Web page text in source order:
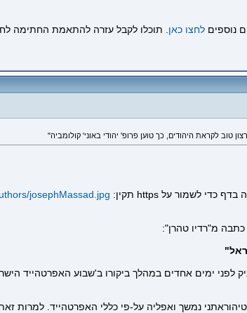
נוספים לחצו כאן . תוכלו לקבל עזרה להתאמת החתימה
josephMassad.jpg
מ"רדיו טהרן":
לפני ימים אחדים במהלך ביקורו ב'שבוע האפרטהייד
אתני נמשך ואפליה על-פי כללי האפרטהייד. למרות